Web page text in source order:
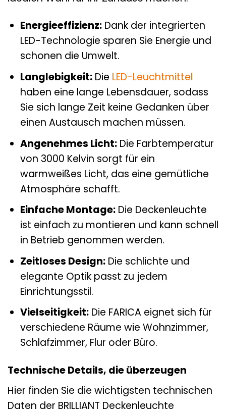
Energieeffizienz:Dank der integrierten
LED-Technologie sparen Sie Energie und
schonen die Umwelt.
Langlebigkeit:Die LED-Leuchtmittel
haben eine lange Lebensdauer, sodass
Sie sich lange Zeit keine Gedanken über
einen Austausch machen müssen.
Angenehmes Licht:Die Farbtemperatur
von 3000 Kelvin sorgt für ein
warmweißes Licht, das eine gemütliche
Atmosphäre schafft.
Einfache Montage:Die Deckenleuchte
ist einfach zu montieren und kann schnell
in Betrieb genommen werden.
Zeitloses Design:Die schlichte und
elegante Optik passt zu jedem
Einrichtungsstil.
Vielseitigkeit:Die FARICA eignet sich für
verschiedene Räume wie Wohnzimmer,
Schlafzimmer, Flur oder Büro.
Technische Details, die überzeugen
Hier finden Sie die wichtigsten technischen
Daten der BRILLIANT Deckenleuchte